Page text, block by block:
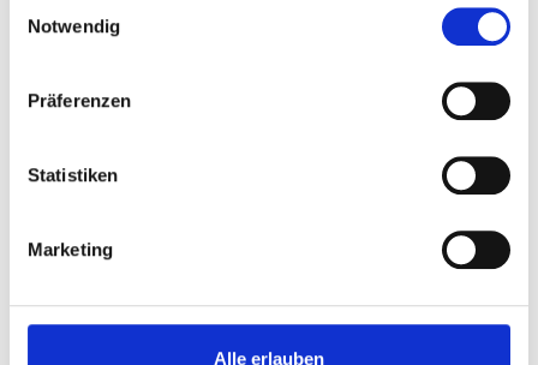
Notwendig
Präferenzen
Statistiken
Marketing
Alle erlauben